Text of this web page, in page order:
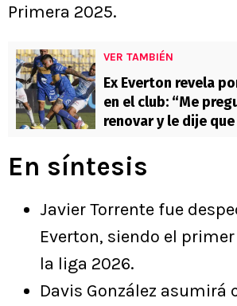
Primera 2025.
VER TAMBIÉN
Ex Everton revela
en el club: “Me
renovar y le dije que
En síntesis
Javier Torrente fue
Everton, siendo el
la liga 2026.
Davis González asumirá